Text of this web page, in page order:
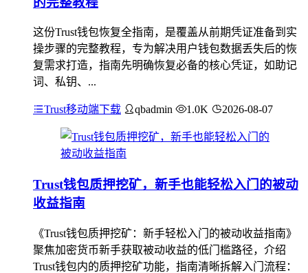
这份Trust钱包恢复全指南，是覆盖从前期凭证准备到实
操步骤的完整教程，专为解决用户钱包数据丢失后的恢
复需求打造，指南先明确恢复必备的核心凭证，如助记
词、私钥、...
Trust移动端下载 qbadmin 1.0K 2026-08-07
Trust钱包质押挖矿，新手也能轻松入门的被动
收益指南
《Trust钱包质押挖矿：新手轻松入门的被动收益指南》
聚焦加密货币新手获取被动收益的低门槛路径，介绍
Trust钱包内的质押挖矿功能，指南清晰拆解入门流程：